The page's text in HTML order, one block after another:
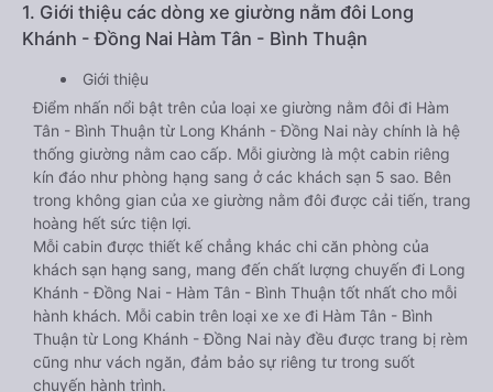
1. Giới thiệu các dòng xe giường nằm đôi Long
Khánh - Đồng Nai Hàm Tân - Bình Thuận
Giới thiệu
Điểm nhấn nổi bật trên của loại xe giường nằm đôi đi Hàm
Tân - Bình Thuận từ Long Khánh - Đồng Nai này chính là hệ
thống giường nằm cao cấp. Mỗi giường là một cabin riêng
kín đáo như phòng hạng sang ở các khách sạn 5 sao. Bên
trong không gian của xe giường nằm đôi được cải tiến, trang
hoàng hết sức tiện lợi.
Mỗi cabin được thiết kế chẳng khác chi căn phòng của
khách sạn hạng sang, mang đến chất lượng chuyến đi Long
Khánh - Đồng Nai - Hàm Tân - Bình Thuận tốt nhất cho mỗi
hành khách. Mỗi cabin trên loại xe xe đi Hàm Tân - Bình
Thuận từ Long Khánh - Đồng Nai này đều được trang bị rèm
cũng như vách ngăn, đảm bảo sự riêng tư trong suốt
chuyến hành trình.